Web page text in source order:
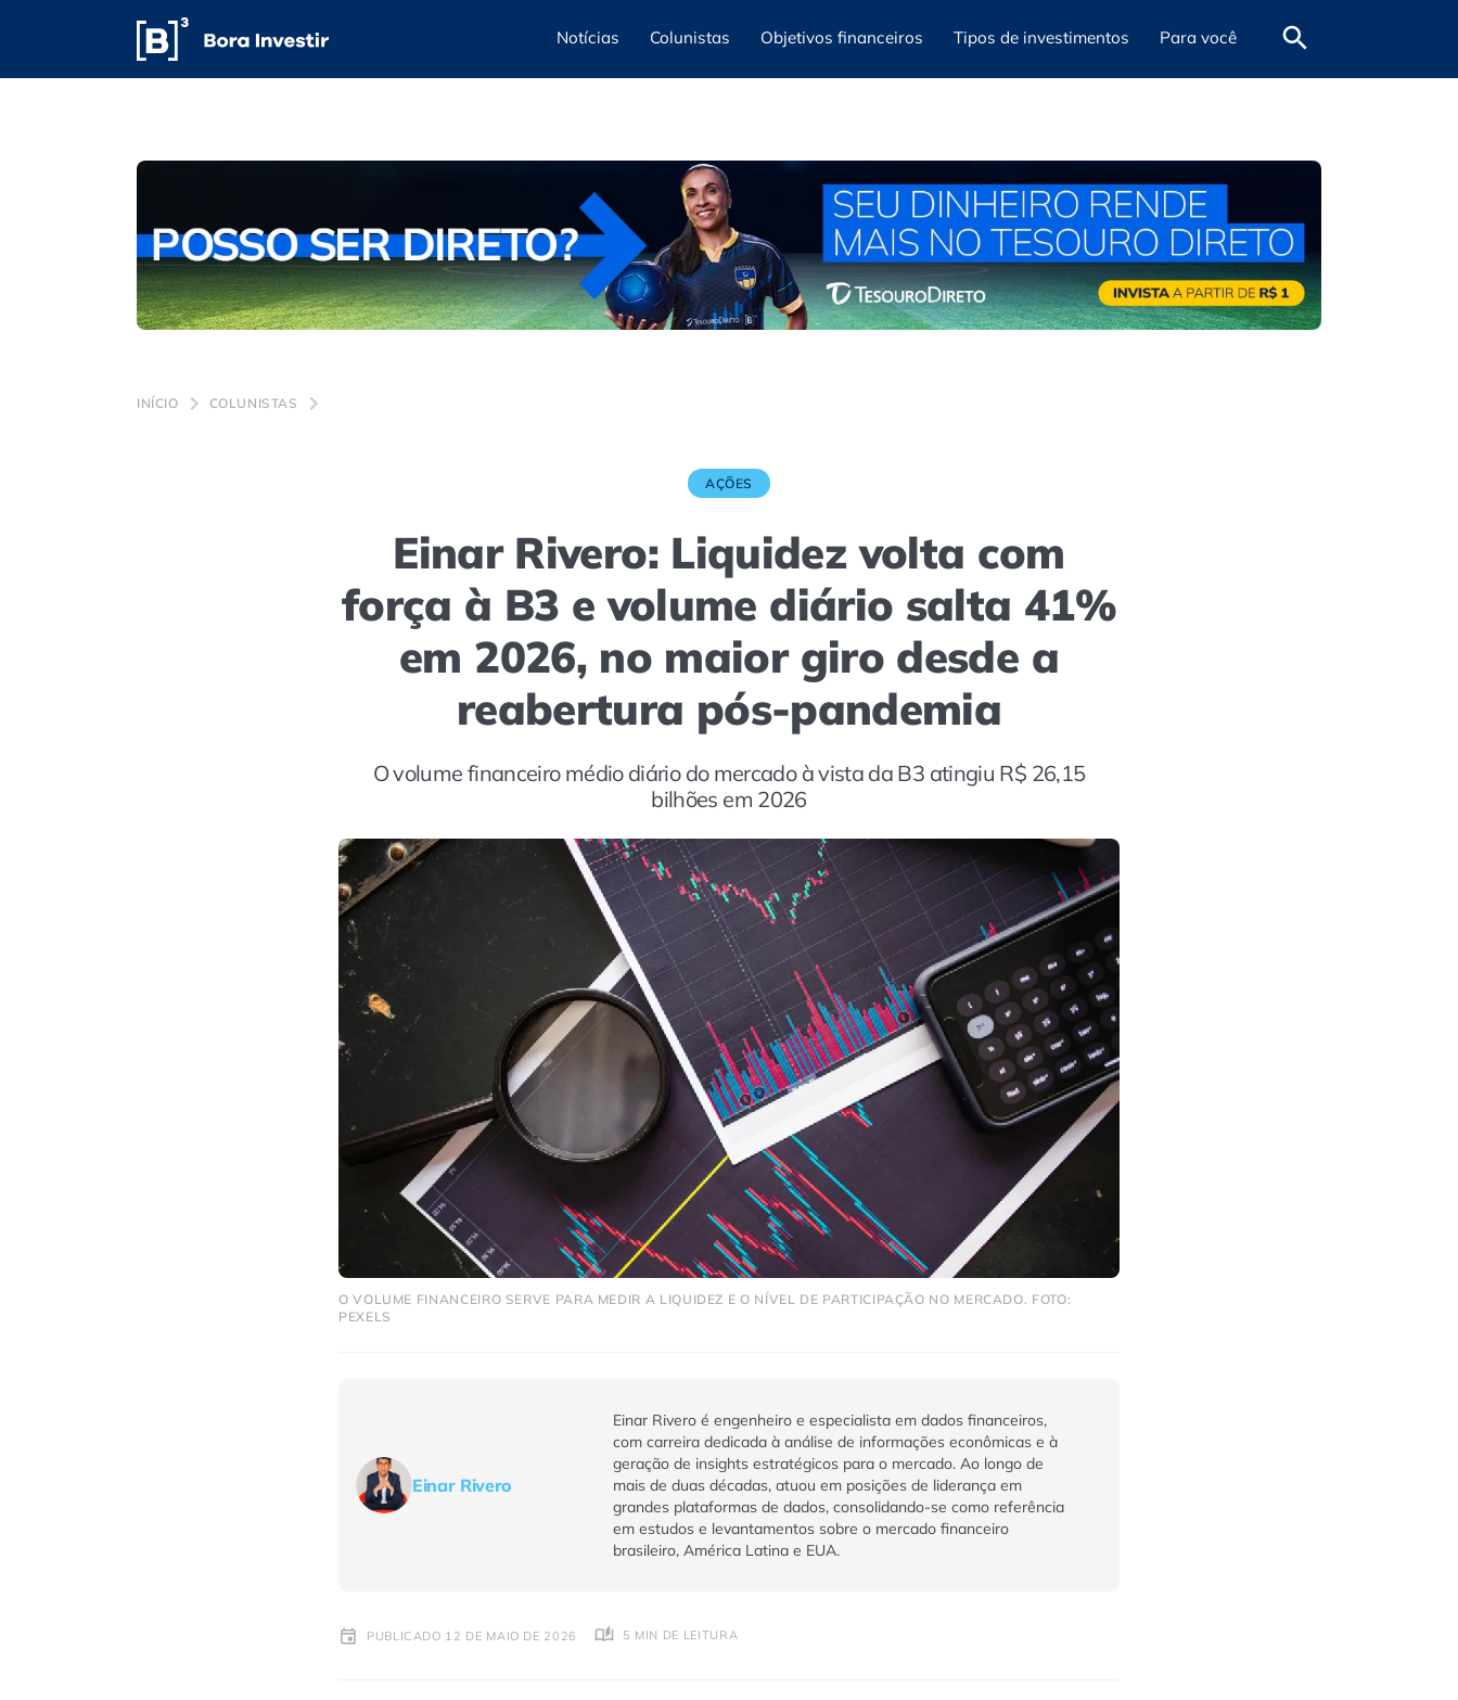
Notícias Colunistas Objetivos financeiros Tipos de investimentos Para você
INÍCIO COLUNISTAS
AÇÕES
Einar Rivero: Liquidez volta com
força à B3 e volume diário salta 41%
em 2026, no maior giro desde a
reabertura pós-pandemia
O volume financeiro médio diário do mercado à vista da B3 atingiu R$ 26,15
bilhões em 2026
O VOLUME FINANCEIRO SERVE PARA MEDIR A LIQUIDEZ E O NÍVEL DE PARTICIPAÇÃO NO MERCADO. FOTO:
PEXELS
Einar Rivero
Einar Rivero é engenheiro e especialista em dados financeiros,
com carreira dedicada à análise de informações econômicas e à
geração de insights estratégicos para o mercado. Ao longo de
mais de duas décadas, atuou em posições de liderança em
grandes plataformas de dados, consolidando-se como referência
em estudos e levantamentos sobre o mercado financeiro
brasileiro, América Latina e EUA.
PUBLICADO 12 DE MAIO DE 2026 5 MIN DE LEITURA